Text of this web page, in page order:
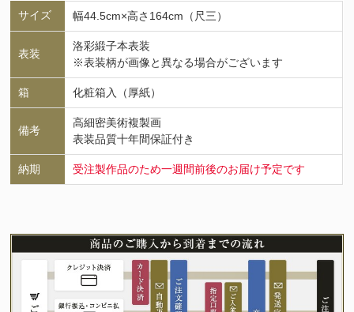
サイズ 幅44.5cm×高さ164cm（尺三）
表装
洛彩緞子本表装
※表装柄が画像と異なる場合がございます
箱 化粧箱入（厚紙）
備考
高細密美術複製画
表装品質十年間保証付き
納期 受注製作品のため一週間前後のお届け予定です